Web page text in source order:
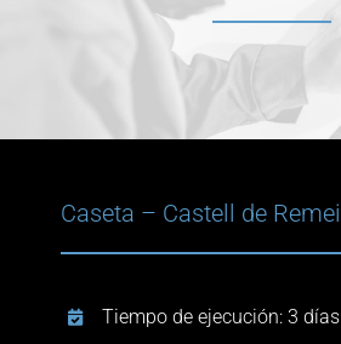
Caseta – Castell de Remei
Tiempo de ejecución: 3 días